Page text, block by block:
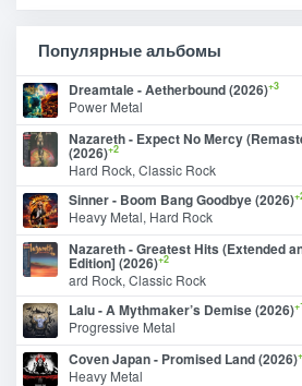
Популярные альбомы
Dreamtale - Aetherbound (2026)+3
Power Metal
Nazareth - Expect No Mercy
(2026)+2
Hard Rock, Classic Rock
Sinner - Boom Bang Goodbye (2026)
Heavy Metal, Hard Rock
Nazareth - Greatest Hits (Extended
Edition] (2026)+2
ard Rock, Classic Rock
Lalu - A Mythmaker’s Demise (2026)
Progressive Metal
Coven Japan - Promised Land (2026)
Heavy Metal